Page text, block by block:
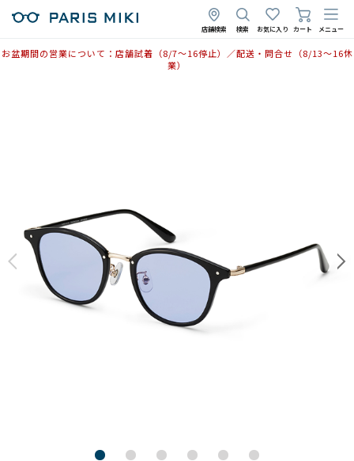
店舗検索 検索 お気に入り カート メニュー
お盆期間の営業について：店舗試着（8/7〜16停止）／配送・問合せ（8/13〜16休
業）
2026年3月3日